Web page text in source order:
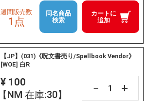
カートに
追加
週間販売数
1点
同名商品
検索
【JP】(031)《呪文書売り/Spellbook Vendor》
[WOE] 白R
¥ 100
【NM 在庫:30】
－ +